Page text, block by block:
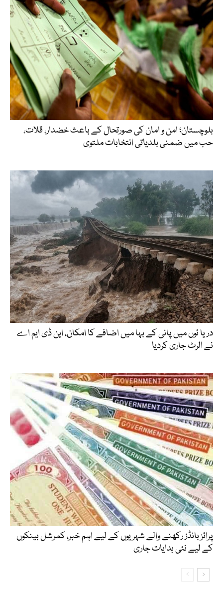
بلوچستان؛ امن و امان کی صورتحال کے باعث خضدار، قلات،
حب میں ضمنی بلدیاتی انتخابات ملتوی
دریا ئوں میں پانی کے بہا میں اضافے کا امکان، این ڈی ایم اے
نے الرٹ جاری کردیا
پرائز بانڈز رکھنے والے شہریوں کے لیے اہم خبر، کمرشل بینکوں
کے لیے نئی ہدایات جاری